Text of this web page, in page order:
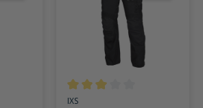
von 5 von 5 Sternen
Durchschnittliche Bewertung
IXS